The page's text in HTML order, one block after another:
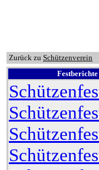
Zurück zu Schützenverein
Festberichte